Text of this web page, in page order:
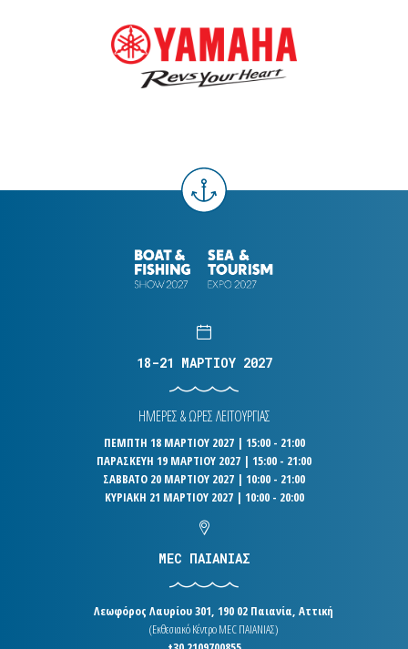
18-21 ΜΑΡΤΙΟΥ 2027
ΗΜΕΡΕΣ & ΩΡΕΣ ΛΕΙΤΟΥΡΓΙΑΣ
ΠΕΜΠΤΗ 18 ΜΑΡΤΙΟΥ 2027 | 15:00 - 21:00
ΠΑΡΑΣΚΕΥΗ 19 ΜΑΡΤΙΟΥ 2027 | 15:00 - 21:00
ΣΑΒΒΑΤΟ 20 ΜΑΡΤΙΟΥ 2027 | 10:00 - 21:00
ΚΥΡΙΑΚΗ 21 ΜΑΡΤΙΟΥ 2027 | 10:00 - 20:00
MEC ΠΑΙΑΝΙΑΣ
Λεωφόρος Λαυρίου 301, 190 02 Παιανία, Αττική
(Εκθεσιακό Κέντρο MEC ΠΑΙΑΝΙΑΣ)